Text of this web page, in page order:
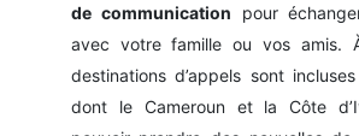
de communication pour
avec votre famille ou vos amis.
destinations d’appels sont
dont le Cameroun et la Côte